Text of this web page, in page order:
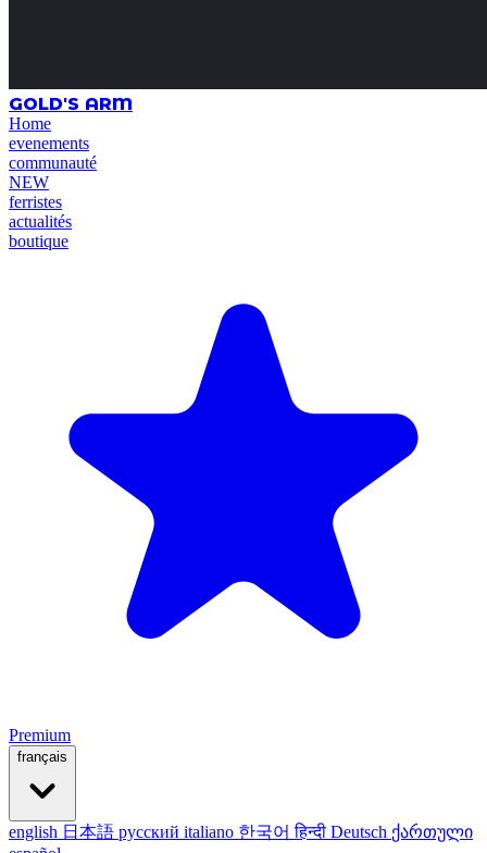
GOLD'S ARM
Home
evenements
communauté
NEW
ferristes
actualités
boutique
Premium
français
english 日本語 русский italiano 한국어हिन्दी Deutsch ქართული